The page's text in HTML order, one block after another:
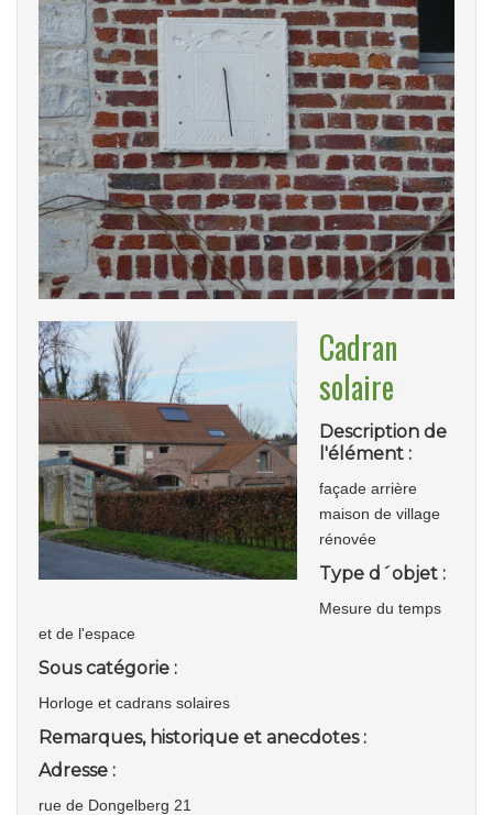
Cadran
solaire
Description de
l'élément :
façade arrière
maison de village
rénovée
Type d´objet :
Mesure du temps
et de l'espace
Sous catégorie :
Horloge et cadrans solaires
Remarques, historique et anecdotes :
Adresse :
rue de Dongelberg 21